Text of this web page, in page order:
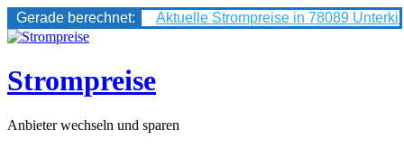
Gerade berechnet:
Aktuelle Strompreise in 78089
Skip
content
Strompreise
Anbieter wechseln und sparen